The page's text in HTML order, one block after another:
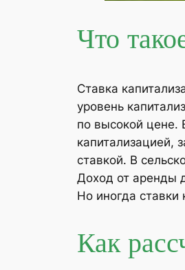
Что
Ставка
уровень
по высокой цене.
капитализацией,
ставкой. В
Доход от аренды
Но иногда
Как